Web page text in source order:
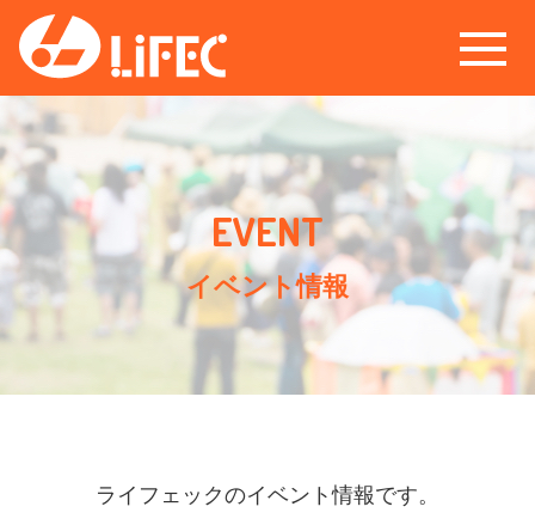
イベント情報
ライフェックのイベント情報です。